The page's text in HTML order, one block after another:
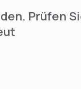
Prüfen